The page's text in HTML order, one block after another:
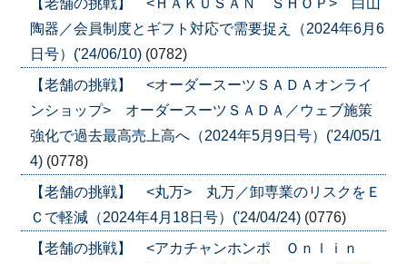
陶器／会員制度とギフト対応で需要捉え（2024年6月6
日号）('24/06/10) (0782)
【老舗の挑戦】 <オーダースーツＳＡＤＡオンライ
ンショップ> オーダースーツＳＡＤＡ／ウェブ施策
強化で過去最高売上高へ（2024年5月9日号）('24/05/1
4) (0778)
【老舗の挑戦】 <丸万> 丸万／卸専業のリスクをＥ
Ｃで軽減（2024年4月18日号）('24/04/24) (0776)
【老舗の挑戦】 <アカチャンホンポ Ｏｎｌｉｎ